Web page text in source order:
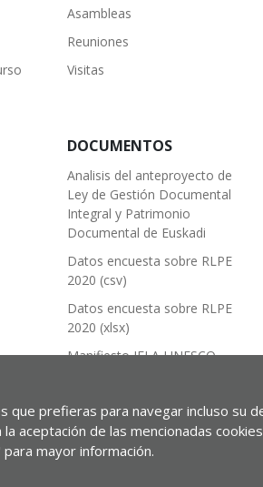
Asambleas
Reuniones
Visitas
DOCUMENTOS
Analisis del anteproyecto de
Ley de Gestión Documental
Integral y Patrimonio
Documental de Euskadi
Datos encuesta sobre RLPE
2020 (csv)
Datos encuesta sobre RLPE
2020 (xlsx)
Manifiesto IFLA-UNESCO
prefieras para navegar incluso su
aceptación de las mencionadas
para mayor información.